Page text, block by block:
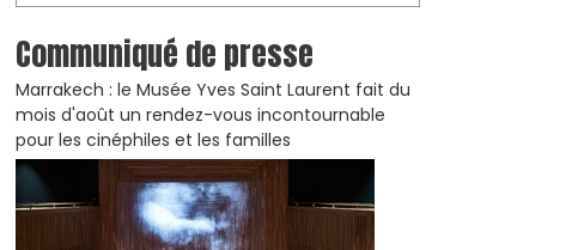
Communiqué de presse
Marrakech : le Musée Yves Saint Laurent fait du
mois d'août un rendez-vous incontournable
pour les cinéphiles et les familles